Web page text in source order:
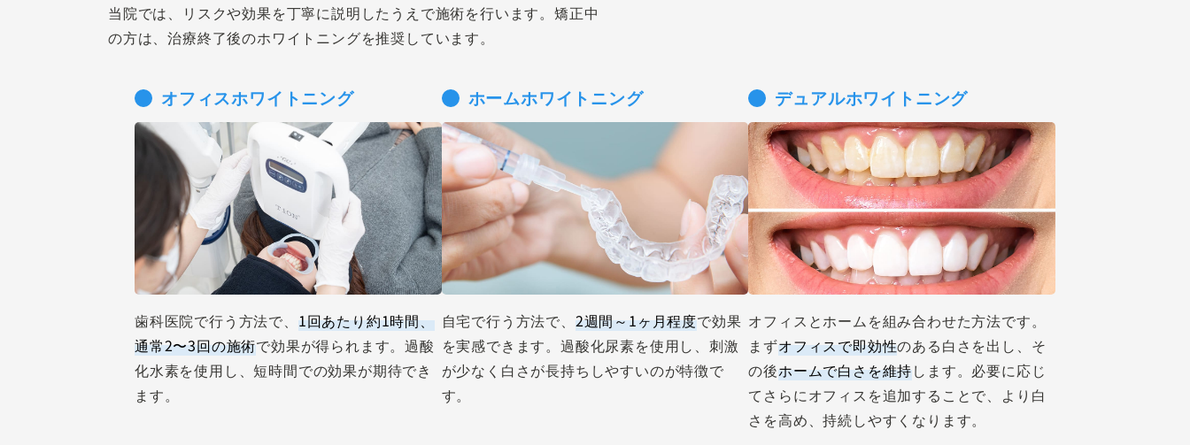
当院では、リスクや効果を丁寧に説明したうえで施術を行います。矯正中
の方は、治療終了後のホワイトニングを推奨しています。
オフィスホワイトニング
歯科医院で行う方法で、 1回あたり約1時間、
通常2〜3回の施術で効果が得られます。過酸
化水素を使用し、短時間での効果が期待でき
ます。
ホームホワイトニング
自宅で行う方法で、 2週間～1ヶ月程度で効果
を実感できます。過酸化尿素を使用し、刺激
が少なく白さが長持ちしやすいのが特徴で
す。
デュアルホワイトニング
オフィスとホームを組み合わせた方法です。
まずオフィスで即効性のある白さを出し、そ
の後ホームで白さを維持します。必要に応じ
てさらにオフィスを追加することで、より白
さを高め、持続しやすくなります。